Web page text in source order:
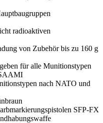
radioaktiven
von Zubehör bis zu 160 g
für alle Munitionstypen
nach NATO und
SFP-FX